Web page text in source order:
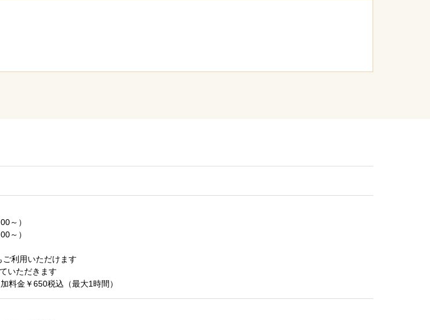
～）
～）
利用いただけます
いただきます
料金￥650税込（最大1時間）